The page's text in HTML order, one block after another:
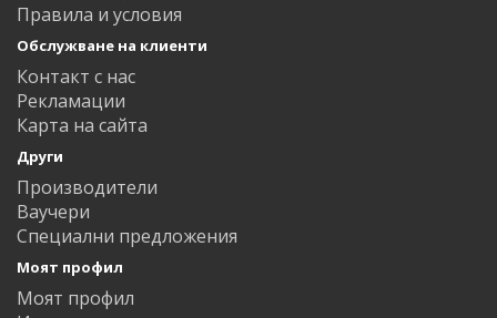
Правила и условия
Обслужване на клиенти
Контакт с нас
Рекламации
Карта на сайта
Други
Производители
Ваучери
Специални предложения
Моят профил
Моят профил